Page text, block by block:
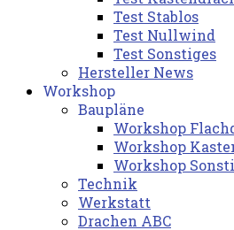
Test Stablos
Test Nullwind
Test Sonstiges
Hersteller News
Workshop
Baupläne
Workshop
Workshop
Workshop
Technik
Werkstatt
Drachen ABC